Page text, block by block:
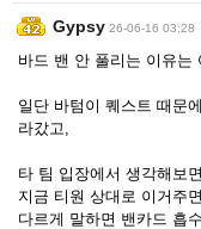
Gypsy 26-06-16 03:28
바드 밴 안 풀리는 이유는
일단 바텀이 퀘스트 때문
라갔고,
타 팀 입장에서 생각해보
지금 티원 상대로 이거주
다르게 말하면 밴카드 흡